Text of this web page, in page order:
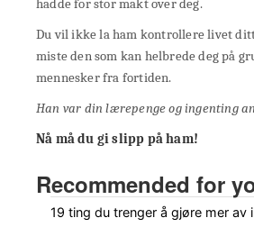
Du vil ikke la ham kontrollere livet
miste den som kan helbrede deg på
mennesker fra fortiden.
Han var din lærepenge og ingenting
Nå må du gi slipp på ham!
Recommended for
19 ting du trenger å gjøre mer av